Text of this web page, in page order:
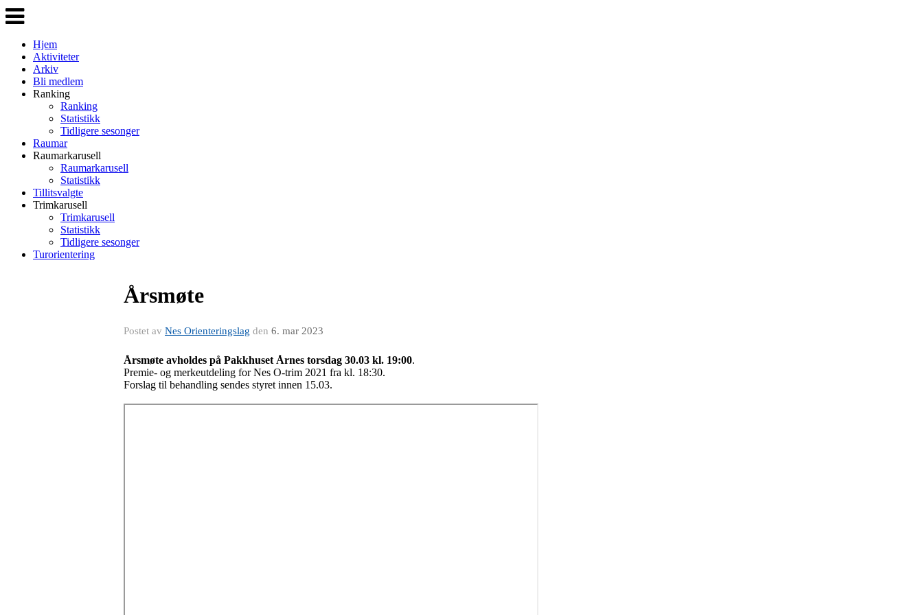
Veksle
navigasjon
Hjem
Aktiviteter
Arkiv
Bli medlem
Ranking
Ranking
Statistikk
Tidligere sesonger
Raumar
Raumarkarusell
Raumarkarusell
Statistikk
Tillitsvalgte
Trimkarusell
Trimkarusell
Statistikk
Tidligere sesonger
Turorientering
Årsmøte
Postet av Nes Orienteringslag den 6. mar 2023
Årsmøte avholdes på Pakkhuset Årnes torsdag 30.03 kl. 19:00.
Premie- og merkeutdeling for Nes O-trim 2021 fra kl. 18:30.
Forslag til behandling sendes styret innen 15.03.